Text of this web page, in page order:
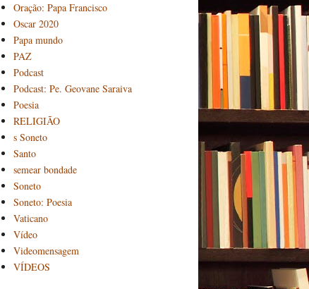
Oração: Papa Francisco
Oscar 2020
Papa mundo
PAZ
Podcast
Podcast: Pe. Geovane Saraiva
Poesia
RELIGIÃO
s Soneto
Santo
semear bondade
Soneto
Soneto: Poesia
Vaticano
Vídeo
Videomensagem
VÍDEOS